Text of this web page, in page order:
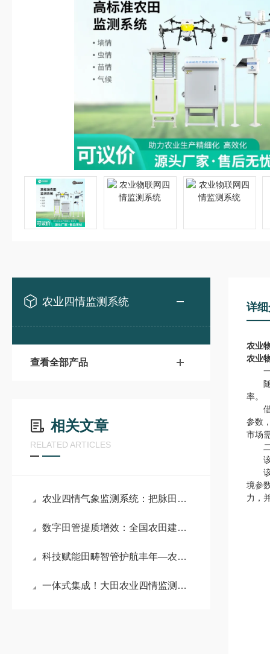
农业四情监测系统
查看全部产品
相关文章
RELATED ARTICLES
农业四情气象监测系统：把脉田间生态 以四情监测守护粮食丰产
数字田管提质增效：全国农田建设综合监测监管系统助力乡村农业振兴
科技赋能田畴智管护航丰年—农田建设综合监测监管系统赋能农业高质量发展
一体式集成！大田农业四情监测系统打造高标准农田数字化管控新风向
详
农业
农业
一
随
率。
借
参数
市场
二
该
该
境参
力，